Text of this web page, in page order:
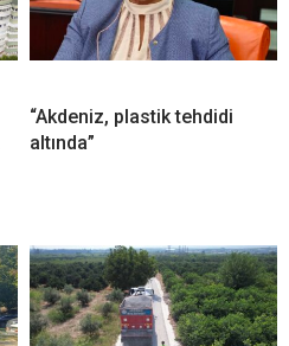
“Akdeniz, plastik tehdidi
altında”